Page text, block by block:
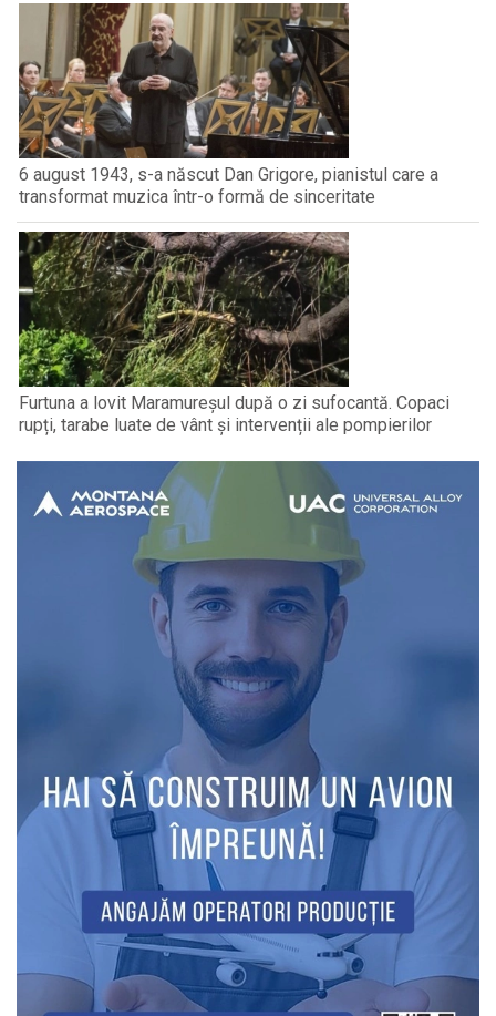
6 august 1943, s-a născut Dan Grigore, pianistul care a
transformat muzica într-o formă de sinceritate
Furtuna a lovit Maramureșul după o zi sufocantă. Copaci
rupți, tarabe luate de vânt și intervenții ale pompierilor